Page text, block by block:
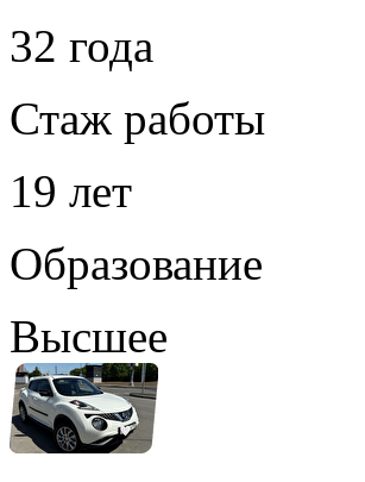
32 года
Стаж работы
19 лет
Образование
Высшее